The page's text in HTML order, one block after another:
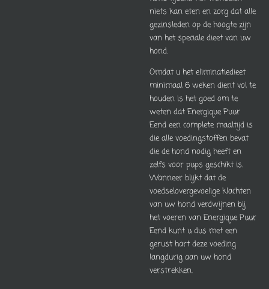
niets kan eten en zorg dat alle
gezinsleden op de hoogte zijn
van het speciale dieet van uw
hond.
Omdat u het eliminatiedieet
minimaal 6 weken dient vol te
houden is het goed om te
weten dat Energique Puur
Eend een complete maaltijd is
die alle voedingstoffen bevat
die de hond nodig heeft en
zelfs voor pups geschikt is.
Wanneer blijkt dat de
voedselovergevoelige klachten
van uw hond verdwijnen bij
het voeren van Energique Puur
Eend kunt u dus met een
gerust hart deze voeding
langdurig aan uw hond
verstrekken.